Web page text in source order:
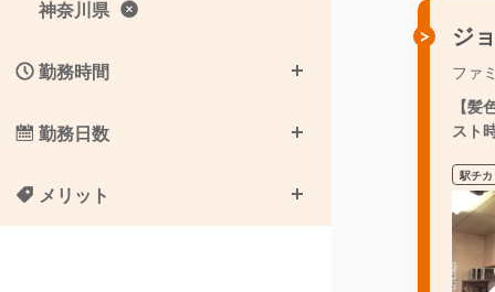
ジ
ファ
【
スト
駅チ
神奈川県
勤務時間
勤務日数
メリット